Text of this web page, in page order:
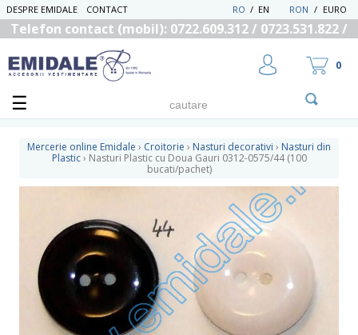
DESPRE EMIDALE CONTACT RON / EURO
EN
/
RO
Telefon contact (mobil): 0722.609.312 / 0723.531.822 /
UTILIZATOR NOU
RECUPEREAZA PAROLA
0
Mercerie online Emidale › Croitorie › Nasturi decorativi › Nasturi din
Plastic › Nasturi Plastic cu Doua Gauri 0312-0575/44 (100
bucati/pachet)